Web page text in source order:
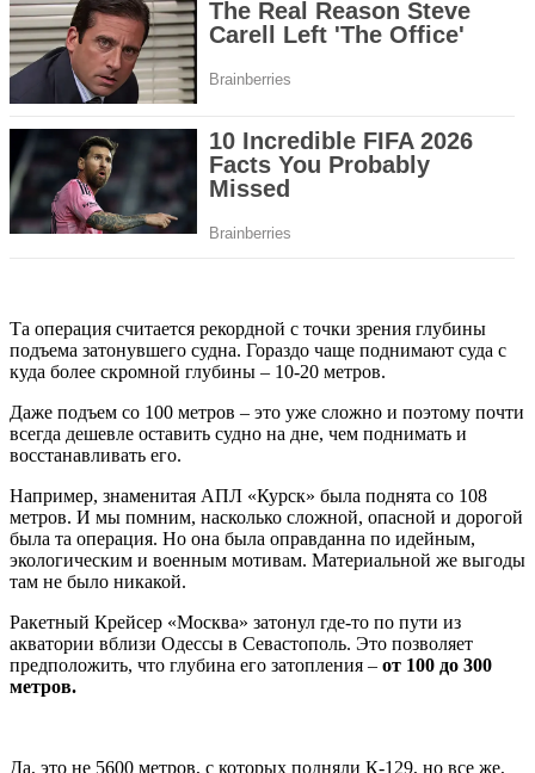
Та операция считается рекордной с точки зрения глубины
подъема затонувшего судна. Гораздо чаще поднимают суда с
куда более скромной глубины – 10-20 метров.
Даже подъем со 100 метров – это уже сложно и поэтому почти
всегда дешевле оставить судно на дне, чем поднимать и
восстанавливать его.
Например, знаменитая АПЛ «Курск» была поднята со 108
метров. И мы помним, насколько сложной, опасной и дорогой
была та операция. Но она была оправданна по идейным,
экологическим и военным мотивам. Материальной же выгоды
там не было никакой.
Ракетный Крейсер «Москва» затонул где-то по пути из
акватории вблизи Одессы в Севастополь. Это позволяет
предположить, что глубина его затопления – от 100 до 300
метров.
Да, это не 5600 метров, с которых подняли К-129, но все же,